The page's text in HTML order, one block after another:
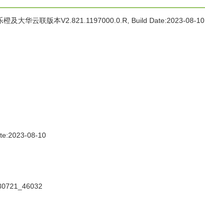
橙及大华云联版本V2.821.1197000.0.R, Build Date:2023-08-10
08-10